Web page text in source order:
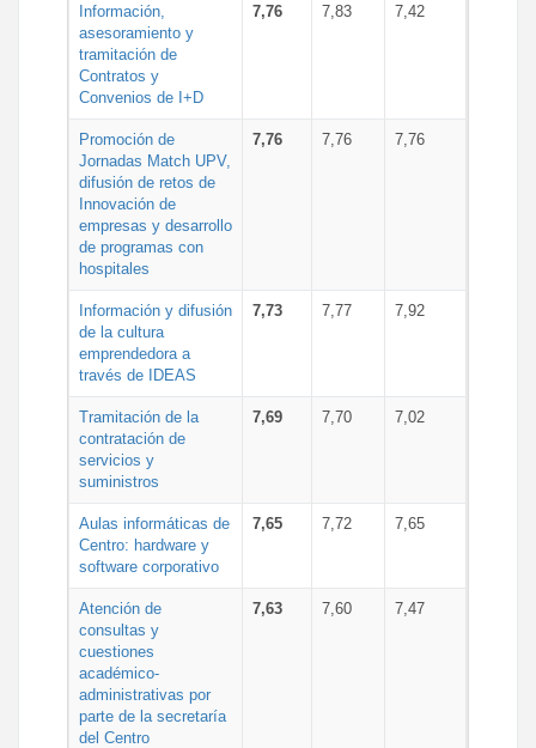
Información,
asesoramiento y
tramitación de
Contratos y
Convenios de I+D
7,76 7,83 7,42
Promoción de
Jornadas Match UPV,
difusión de retos de
Innovación de
empresas y desarrollo
de programas con
hospitales
7,76 7,76 7,76
Información y difusión
de la cultura
emprendedora a
través de IDEAS
7,73 7,77 7,92
Tramitación de la
contratación de
servicios y
suministros
7,69 7,70 7,02
Aulas informáticas de
Centro: hardware y
software corporativo
7,65 7,72 7,65
Atención de
consultas y
cuestiones
académico-
administrativas por
parte de la secretaría
del Centro
7,63 7,60 7,47